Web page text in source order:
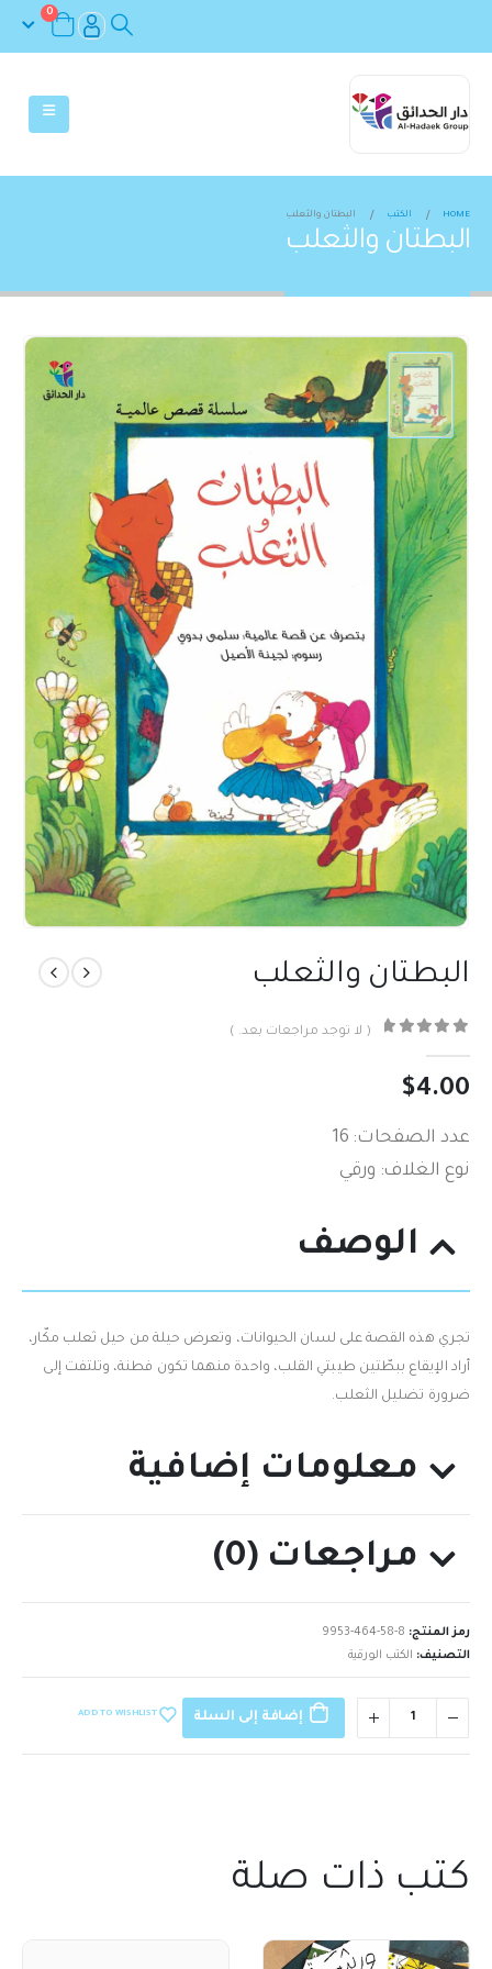
0
HOME الكتب البطتان والثعلب
البطتان والثعلب
البطتان والثعلب
( لا توجد مراجعات بعد. )
$4.00
عدد الصفحات: 16
نوع الغلاف: ورقي
الوصف
تجري‮ ‬هذه القصة على لسان الحيوانات،‮ ‬وتعرض حيلة من حيل ثعلب مكّار،‮
‬أراد الإيقاع ببطّتين طيبتي‮ ‬القلب،‮ ‬واحدة منهما تكون فطنة،‮ ‬وتلتفت إلى
ضرورة تضليل الثعلب‮.‬
معلومات إضافية
مراجعات (0)
رمز المنتج: 9953-464-58-8
التصنيف: الكتب الورقية
إضافة إلى السلة ADD TO WISHLIST
كتب ذات صلة